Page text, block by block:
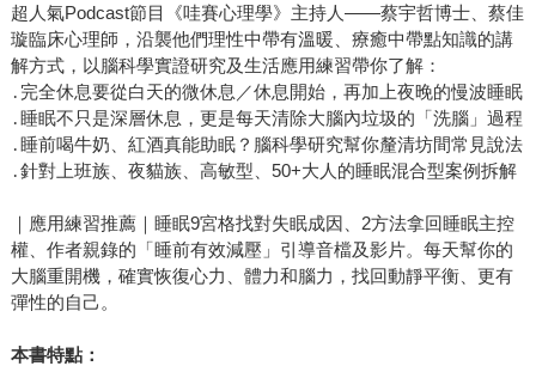
超人氣Podcast節目《哇賽心理學》主持人——蔡宇哲博士、蔡佳
璇臨床心理師，沿襲他們理性中帶有溫暖、療癒中帶點知識的講
解方式，以腦科學實證研究及生活應用練習帶你了解：
․完全休息要從白天的微休息／休息開始，再加上夜晚的慢波睡眠
․睡眠不只是深層休息，更是每天清除大腦內垃圾的「洗腦」過程
․睡前喝牛奶、紅酒真能助眠？腦科學研究幫你釐清坊間常見說法
․針對上班族、夜貓族、高敏型、50+大人的睡眠混合型案例拆解
｜應用練習推薦｜睡眠9宮格找對失眠成因、2方法拿回睡眠主控
權、作者親錄的「睡前有效減壓」引導音檔及影片。每天幫你的
大腦重開機，確實恢復心力、體力和腦力，找回動靜平衡、更有
彈性的自己。
本書特點：